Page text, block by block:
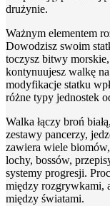
drużynie.
Ważnym elementem
Dowodzisz swoim
toczysz bitwy
kontynuujesz walkę
modyfikacje statku
różne typy jednostek
Walka łączy broń
zestawy pancerzy,
zawiera wiele
lochy, bossów,
systemy progresji.
między rozgrywkami,
między światami.